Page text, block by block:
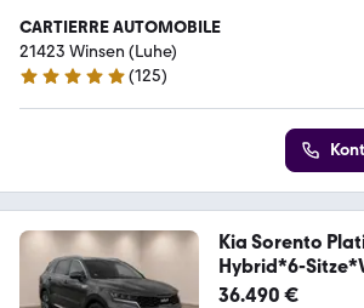
CARTIERRE AUTOMOBILE
21423 Winsen (Luhe)
4.8 Sterne
(125)
Kia Sorento
Hybrid*6-
36.490 €